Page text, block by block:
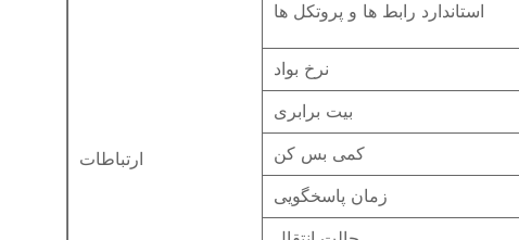
ارتباطات
استاندارد رابط ها و پروتکل ها
نرخ بواد
بیت برابری
کمی بس کن
زمان پاسخگویی